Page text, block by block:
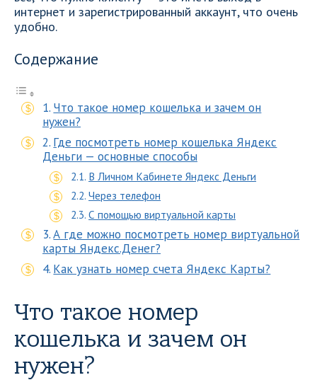
интернет и зарегистрированный аккаунт, что очень
удобно.
Содержание
Что такое номер кошелька и зачем он
нужен?
Где посмотреть номер кошелька Яндекс
Деньги — основные способы
В Личном Кабинете Яндекс Деньги
Через телефон
С помощью виртуальной карты
А где можно посмотреть номер виртуальной
карты Яндекс.Денег?
Как узнать номер счета Яндекс Карты?
Что такое номер
кошелька и зачем он
нужен?